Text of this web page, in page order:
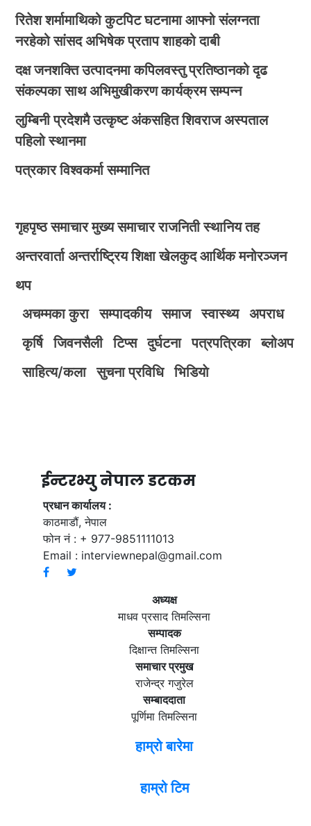
रितेश शर्मामाथिको कुटपिट घटनामा आफ्नो संलग्नता
नरहेको सांसद अभिषेक प्रताप शाहको दाबी
दक्ष जनशक्ति उत्पादनमा कपिलवस्तु प्रतिष्ठानको दृढ
संकल्पका साथ अभिमुखीकरण कार्यक्रम सम्पन्न
लुम्बिनी प्रदेशमै उत्कृष्ट अंकसहित शिवराज अस्पताल
पहिलो स्थानमा
पत्रकार विश्वकर्मा सम्मानित
गृहपृष्ठ समाचार मुख्य समाचार राजनिती स्थानिय तह
अन्तरवार्ता अन्तर्राष्ट्रिय शिक्षा खेलकुद आर्थिक मनोरञ्जन
थप
अचम्मका कुरा
सम्पादकीय समाज स्वास्थ्य
अपराध
कृर्षि
जिवनसैली टिप्स दुर्घटना पत्रपत्रिका
ब्लोअप
साहित्य/कला
सुचना प्रविधि भिडियाे
ईन्टरभ्यु नेपाल डटकम
प्रधान कार्यालय :
काठमाडौं, नेपाल
फोन नं : + 977-9851111013
Email : interviewnepal@gmail.com
अध्यक्ष
माधव प्रसाद तिमल्सिना
सम्पादक
दिक्षान्त तिमल्सिना
समाचार प्रमुख
राजेन्द्र गजुरेल
सम्बाददाता
पूर्णिमा तिमल्सिना
हाम्रो बारेमा
हाम्रो टिम